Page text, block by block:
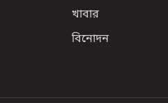
খাবার
বিনোদন